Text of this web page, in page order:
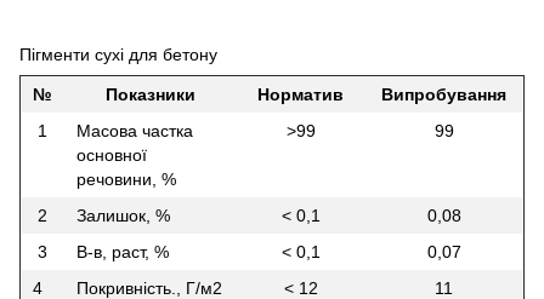
Пігменти сухі для бетону
№ Показники Норматив
Випробування
1
Масова частка
основної
речовини, %
>99 99
2 Залишок, % < 0,1
0,08
3
В-в, раст, % < 0,1
0,07
4
Покривність., Г/м2 < 12 11